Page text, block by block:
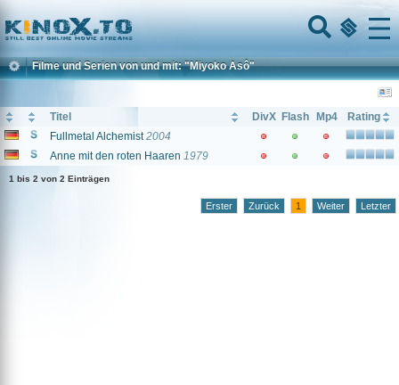
Home
Menu
Filme und Serien von und mit: "Miyoko Asô"
Titel DivX Flash Mp4
Rating
Fullmetal Alchemist 2004
Anne mit den roten Haaren 1979
1 bis 2 von 2 Einträgen
Erster Zurück 1 Weiter Letzter